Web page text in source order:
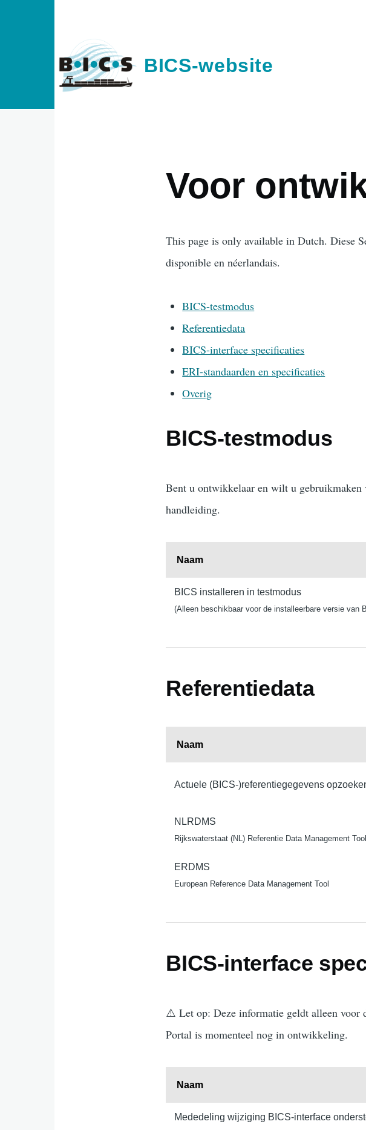
BICS-website
Voor
This page is only available in Dutch. Diese
disponible en néerlandais.
BICS-testmodus
Referentiedata
BICS-interface specificaties
ERI-standaarden en specificaties
Overig
BICS-testmodus
Bent u ontwikkelaar en wilt u gebruikmaken
handleiding.
Naam
BICS installeren in testmodus
(Alleen beschikbaar voor de installeerbare versie van
Referentiedata
Naam
Actuele (BICS-)referentiegegevens
NLRDMS
Rijkswaterstaat (NL) Referentie Data Management Tool
ERDMS
European Reference Data Management Tool
BICS-interface
⚠️ Let op: Deze informatie geldt alleen voor
Portal is momenteel nog in ontwikkeling.
Naam
Mededeling wijziging BICS-interface